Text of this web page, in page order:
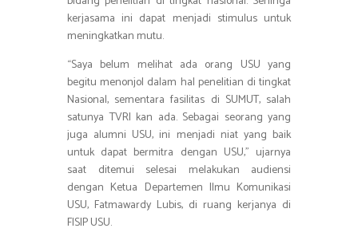
kerjasama ini dapat menjadi stimulus untuk
meningkatkan mutu.
“Saya belum melihat ada orang USU yang
begitu menonjol dalam hal penelitian di tingkat
Nasional, sementara fasilitas di SUMUT, salah
satunya TVRI kan ada. Sebagai seorang yang
juga alumni USU, ini menjadi niat yang baik
untuk dapat bermitra dengan USU,” ujarnya
saat ditemui selesai melakukan audiensi
dengan Ketua Departemen Ilmu Komunikasi
USU, Fatmawardy Lubis, di ruang kerjanya di
FISIP USU.